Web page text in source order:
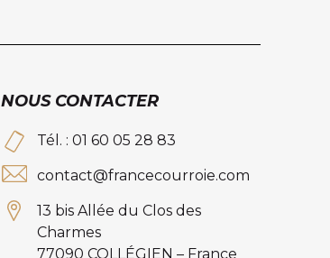
NOUS CONTACTER
Tél. : 01 60 05 28 83
contact@francecourroie.com
13 bis Allée du Clos des
Charmes
77090 COLLÉGIEN – France